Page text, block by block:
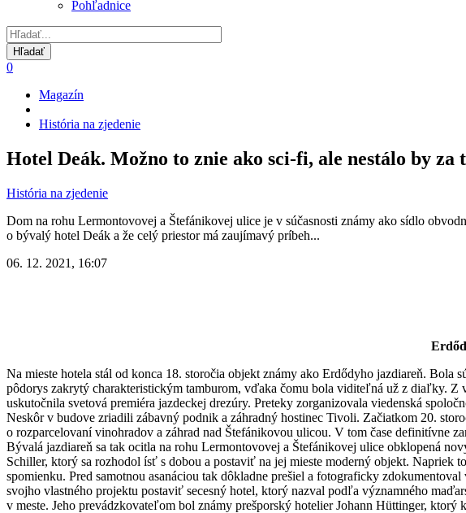
Pohľadnice
0
Omrvinka
Magazín
História na zjedenie
Hotel Deák. Možno to znie ako sci-fi, ale nestálo by
História na zjedenie
Dom na rohu Lermontovovej a Štefánikovej ulice je v súčasnosti známy ako sídlo
o bývalý hotel Deák a že celý priestor má zaujímavý príbeh...
06. 12. 2021, 16:07
Na mieste hotela stál od konca 18. storočia objekt známy ako Erdődyho jazdiareň.
pôdorys zakrytý charakteristickým tamburom, vďaka čomu bola viditeľná už z diaľky. Z
uskutočnila svetová premiéra jazdeckej drezúry. Preteky zorganizovala viedenská
Neskôr v budove zriadili zábavný podnik a záhradný hostinec Tivoli. Začiatkom 20.
o rozparcelovaní vinohradov a záhrad nad Štefánikovou ulicou. V tom čase definitívne
Bývalá jazdiareň sa tak ocitla na rohu Lermontovovej a Štefánikovej ulice obklopená
Schiller, ktorý sa rozhodol ísť s dobou a postaviť na jej mieste moderný objekt. Napriek
spomienku. Pred samotnou asanáciou tak dôkladne prešiel a fotograficky
svojho vlastného projektu postaviť secesný hotel, ktorý nazval podľa významného
v meste. Jeho prevádzkovateľom bol známy prešporský hotelier Johann Hüttinger,